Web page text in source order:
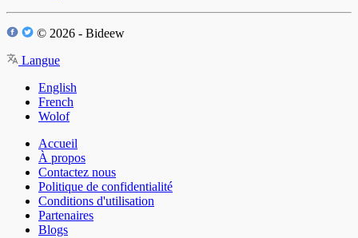
© 2026 - Bideew
Langue
English
French
Wolof
Accueil
À propos
Contactez nous
Politique de confidentialité
Conditions d'utilisation
Partenaires
Blogs